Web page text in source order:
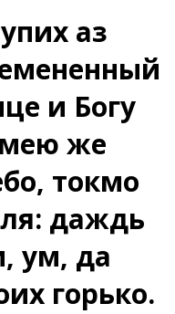
аз
и Богу
же
токмо
даждь
ум, да
горько.